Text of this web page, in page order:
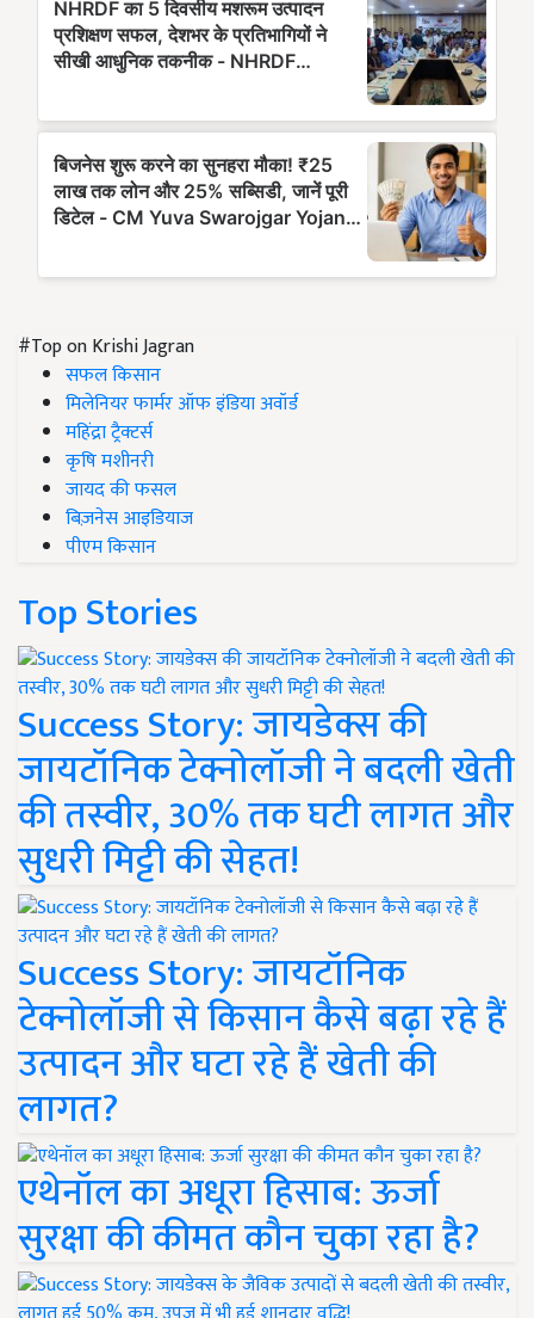
#Top on Krishi Jagran
सफल किसान
मिलेनियर फार्मर ऑफ इंडिया अवॉर्ड
महिंद्रा ट्रैक्टर्स
कृषि मशीनरी
जायद की फसल
बिज़नेस आइडियाज
पीएम किसान
Top Stories
Success Story: जायडेक्स की
जायटॉनिक टेक्नोलॉजी ने बदली खेती
की तस्वीर, 30% तक घटी लागत और
सुधरी मिट्टी की सेहत!
Success Story: जायटॉनिक
टेक्नोलॉजी से किसान कैसे बढ़ा रहे हैं
उत्पादन और घटा रहे हैं खेती की
लागत?
एथेनॉल का अधूरा हिसाब: ऊर्जा
सुरक्षा की कीमत कौन चुका रहा है?